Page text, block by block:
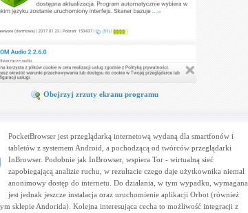
Obejrzyj zrzuty ekranu programu
PocketBrowser jest przeglądarką internetową wydaną dla smartfonów i
tabletów z systemem Android, a pochodzącą od twórców przeglądarki
InBrowser. Podobnie jak InBrowser, wspiera Tor - wirtualną sieć
zapobiegającą analizie ruchu, w rezultacie czego daje użytkownika niemal
anonimowy dostęp do internetu. Do działania, w tym wypadku, wymagana
jest jednak jeszcze instalacja oraz uruchomienie aplikacji Orbot (również
sklepie Andorida). Kolejna interesująca cecha to możliwość integracji z